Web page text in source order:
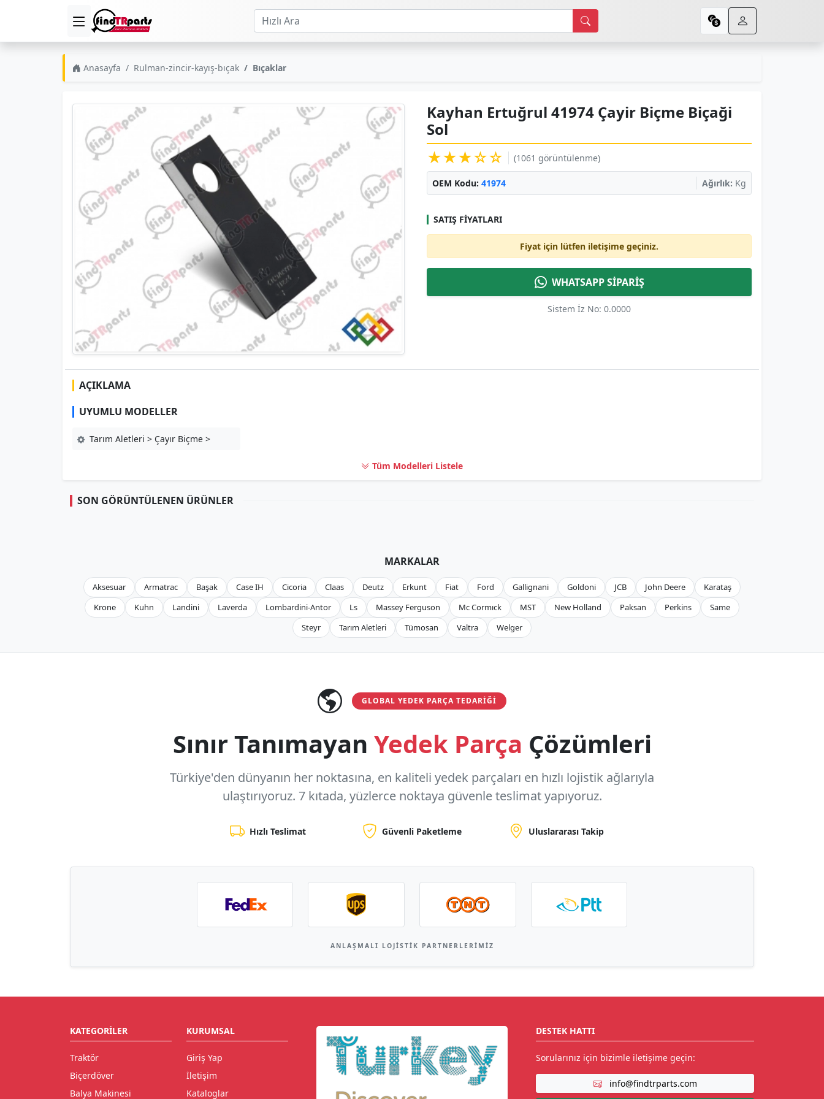
Anasayfa Rulman-zincir-kayış-bıçak Bıçaklar
Kayhan Ertuğrul 41974 Çayir Biçme Biçaği
Sol
★★★☆☆
(1061 görüntülenme)
OEM Kodu: 41974 Ağırlık: Kg
SATIŞ FIYATLARI
Fiyat için lütfen iletişime geçiniz.
WHATSAPP SİPARİŞ
Sistem İz No: 0.0000
AÇIKLAMA
UYUMLU MODELLER
Tarım Aletleri > Çayır Biçme >
Tüm Modelleri Listele
SON GÖRÜNTÜLENEN ÜRÜNLER
MARKALAR
Aksesuar Armatrac Başak Case IH Cicoria Claas Deutz Erkunt Fiat Ford Gallignani Goldoni JCB John Deere
Karataş
Krone
Kuhn Landini Laverda Lombardini-Antor Ls Massey Ferguson Mc Cormıck MST New Holland Paksan Perkins
Same
Steyr
Tarım Aletleri Tümosan Valtra Welger
GLOBAL YEDEK PARÇA TEDARIĞI
Sınır Tanımayan Yedek Parça Çözümleri
Türkiye'den dünyanın her noktasına, en kaliteli yedek parçaları en hızlı lojistik ağlarıyla
ulaştırıyoruz. 7 kıtada, yüzlerce noktaya güvenle teslimat yapıyoruz.
Hızlı Teslimat Güvenli Paketleme Uluslararası Takip
ANLAŞMALI LOJISTIK PARTNERLERIMIZ
KATEGORILER
Traktör
Biçerdöver
Balya Makinesi
KURUMSAL
Giriş Yap
İletişim
Kataloglar
DESTEK HATTI
Sorularınız için bizimle iletişime geçin:
info@findtrparts.com